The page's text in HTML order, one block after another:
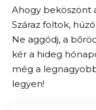
Ahogy beköszönt
Száraz foltok,
Ne aggódj, a
kér a hideg
még a
legyen!